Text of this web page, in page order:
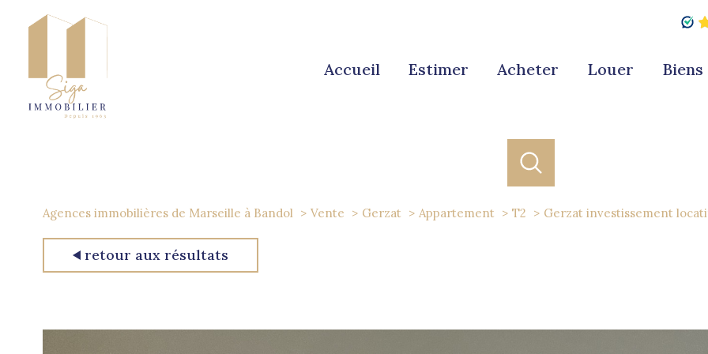
accueil estimer acheter louer
Agences immobilières de Marseille à Bandol Vente Gerzat Appartement T2 Gerzat investissement
retour aux résultats